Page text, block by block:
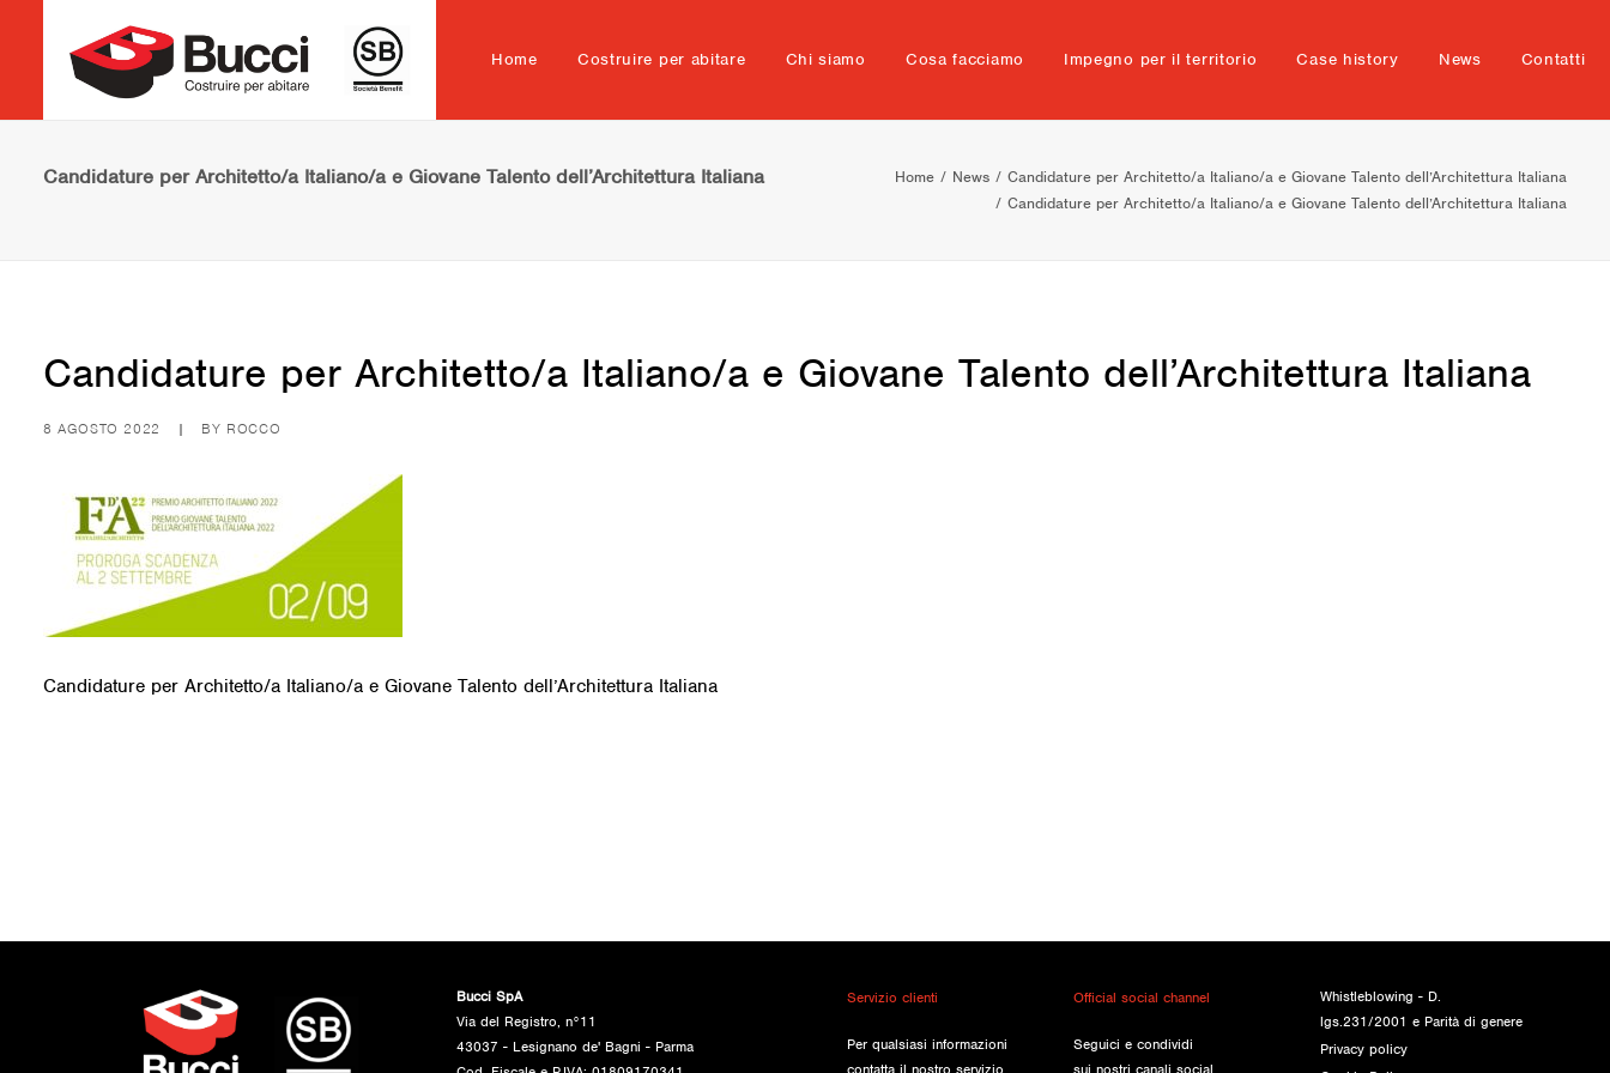
Home Costruire per abitare Chi siamo Cosa facciamo Impegno per il territorio Case history News Contatti
Candidature per Architetto/a Italiano/a e Giovane Talento dell’Architettura Italiana Home News
Candidature per Architetto/a Italiano/a e Giovane Talento dell’Architettura Italiana
Candidature per Architetto/a Italiano/a e Giovane Talento dell’Architettura Italiana
Candidature per Architetto/a Italiano/a e Giovane Talento dell’Architettura Italiana
8 AGOSTO 2022 | BY ROCCO
Candidature per Architetto/a Italiano/a e Giovane Talento dell’Architettura Italiana
Bucci SpA
Via del Registro, n°11
43037 - Lesignano de' Bagni - Parma
Servizio clienti
Per qualsiasi informazioni
Official social channel
Seguici e condividi
Whistleblowing - D.
lgs.231/2001 e Parità di genere
Privacy policy